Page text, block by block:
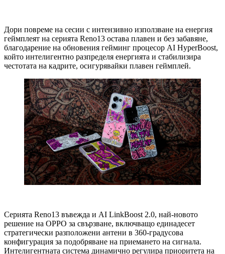
Дори повреме на сесии с интензивно използване на енергия
геймплеят на серията Reno13 остава плавен и без забавяне,
благодарение на обновения гейминг процесор AI HyperBoost,
който интелигентно разпределя енергията и стабилизира
честотата на кадрите, осигурявайки плавен геймплей.
Серията Reno13 въвежда и AI LinkBoost 2.0, най-новото
решение на OPPO за свързване, включващо единадесет
стратегически разположени антени в 360-градусова
конфигурация за подобряване на приемането на сигнала.
Интелигентната система динамично регулира приоритета на